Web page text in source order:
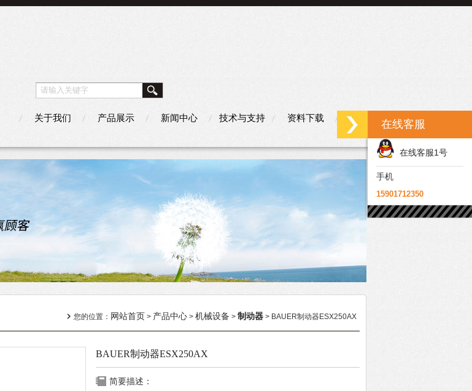
关于我们 产品展示 新闻中心 技术与支持 资料下载 联系我们
您的位置： 网站首页 > 产品中心 > 机械设备 > 制动器 > BAUER制动器ESX250AX
BAUER制动器ESX250AX
简要描述：
在线客服
在线客服1号
手机
15901712350